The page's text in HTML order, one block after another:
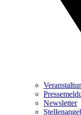
Newsletter